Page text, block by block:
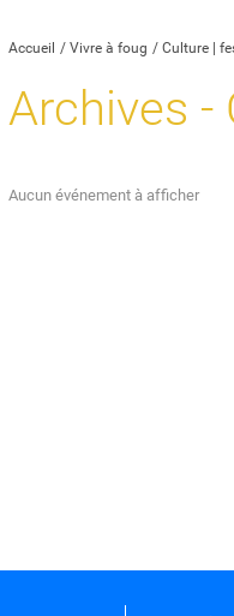
Accueil Vivre à foug Culture |
Archives -
Aucun événement à afficher